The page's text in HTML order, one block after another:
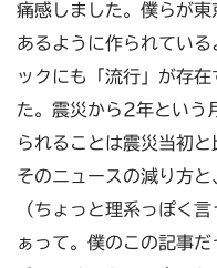
痛感しました。僕らが
あるように作られてい
ックにも「流行」が存
た。震災から2年という
られることは震災当初と
そのニュースの減り方
（ちょっと理系っぽく
ぁって。僕のこの記事